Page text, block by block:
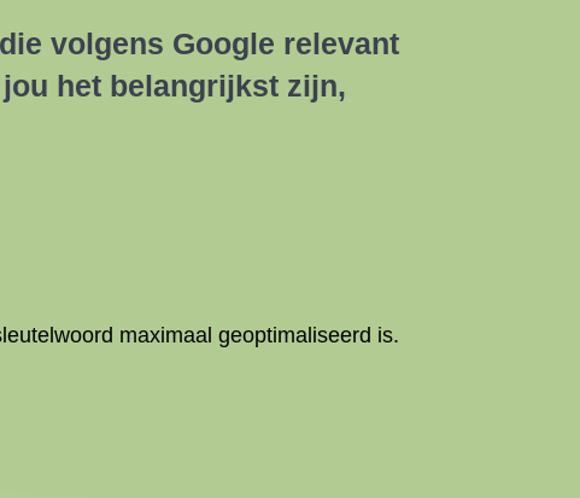
volgens Google relevant
het belangrijkst zijn,
maximaal geoptimaliseerd is.